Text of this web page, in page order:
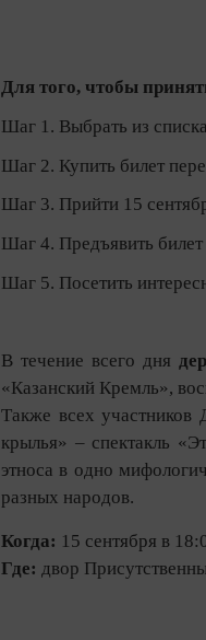
Для того, чтобы
Шаг 1. Выбрать из
Шаг 2. Купить билет
Шаг 3. Прийти 15
Шаг 4. Предъявить билет
Шаг 5. Посетить
В течение всего дня
«Казанский Кремль»,
Также всех участников
крылья» – спектакль
этноса в одно
разных народов.
Когда: 15 сентября в
Где: двор